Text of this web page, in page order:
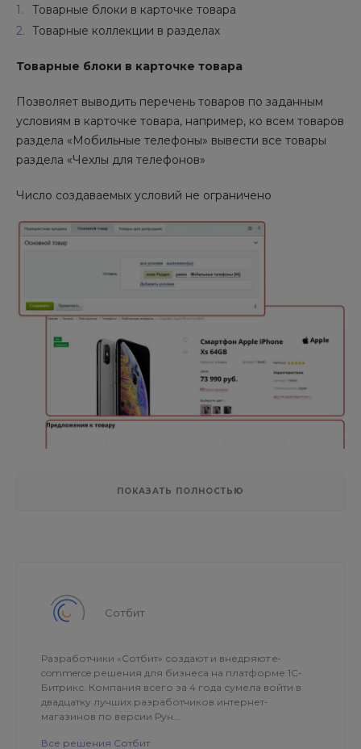
ПОКАЗАТЬ ПОЛНОСТЬЮ
Товарные блоки в карточке товара
Товарные коллекции в разделах
Товарные блоки в карточке товара
Позволяет выводить перечень товаров по заданным
условиям в карточке товара, например, ко всем товаров
раздела «Мобильные телефоны» вывести все товары
раздела «Чехлы для телефонов»
Число создаваемых условий не ограничено
Товарные коллекции в разделах
(sotbit:crosssell.collection.list), отображающий на
странице перечень товаров по заданным условиям,
например, вся обувь бренда Nike на шнуровке.
Сотбит
Разработчики «Сотбит» создают и внедряют e-
commerce решения для бизнеса на платформе 1С-
Битрикс. Компания всего за 4 года сумела войти в
двадцатку лучших разработчиков интернет-
магазинов по версии Рун...
Все решения Сотбит